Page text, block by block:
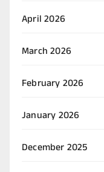
April 2026
March 2026
February 2026
January 2026
December 2025